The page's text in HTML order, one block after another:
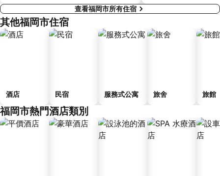
查看福岡市所有住宿
其他福岡市住宿
酒店 民宿 服務式公寓 旅舍 旅館
福岡市熱門酒店類別